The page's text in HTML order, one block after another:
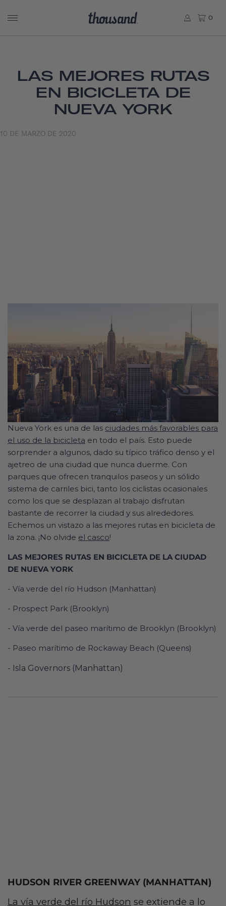
0
LAS MEJORES RUTAS
EN BICICLETA DE
NUEVA YORK
10 DE MARZO DE 2020
Nueva York es una de las ciudades más favorables para
el uso de la bicicleta en todo el país. Esto puede
sorprender a algunos, dado su típico tráfico denso y el
ajetreo de una ciudad que nunca duerme. Con
parques que ofrecen tranquilos paseos y un sólido
sistema de carriles bici, tanto los ciclistas ocasionales
como los que se desplazan al trabajo disfrutan
bastante de recorrer la ciudad y sus alrededores.
Echemos un vistazo a las mejores rutas en bicicleta de
la zona. ¡No olvide el casco!
LAS MEJORES RUTAS EN BICICLETA DE LA CIUDAD
DE NUEVA YORK
- Vía verde del río Hudson (Manhattan)
- Prospect Park (Brooklyn)
- Vía verde del paseo marítimo de Brooklyn (Brooklyn)
- Paseo marítimo de Rockaway Beach (Queens)
- Isla Governors (Manhattan)
HUDSON RIVER GREENWAY (MANHATTAN)
La vía verde del río Hudson se extiende a lo